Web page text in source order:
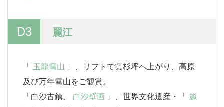
D3 麗江
「 玉龍雪山
」、リフトで雲杉坪へ上がり、高原
及び万年雪山をご観賞。
「白沙古鎮、 白沙壁画 」、世界文化遺産・「
麗